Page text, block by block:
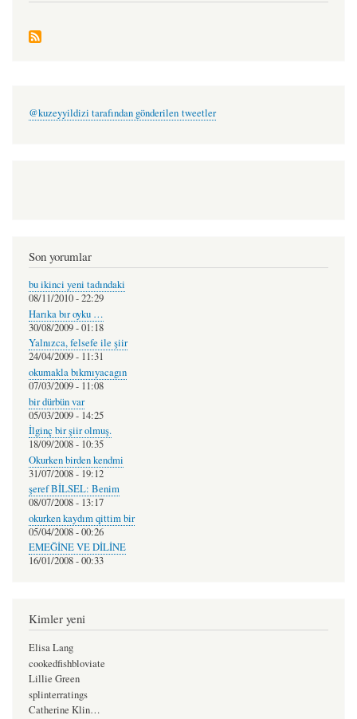
@kuzeyyildizi tarafından gönderilen tweetler
Son yorumlar
bu ikinci yeni tadındaki
08/11/2010 - 22:29
Harıka bır oyku …
30/08/2009 - 01:18
Yalnızca, felsefe ile şiir
24/04/2009 - 11:31
okumakla bıkmıyacagın
07/03/2009 - 11:08
bir dürbün var
05/03/2009 - 14:25
İlginç bir şiir olmuş.
18/09/2008 - 10:35
Okurken birden kendmi
31/07/2008 - 19:12
şeref BİLSEL: Benim
08/07/2008 - 13:17
okurken kaydım qittim bir
05/04/2008 - 00:26
EMEĞİNE VE DİLİNE
16/01/2008 - 00:33
Kimler yeni
Elisa Lang
cookedfishbloviate
Lillie Green
splinterratings
Catherine Klin…